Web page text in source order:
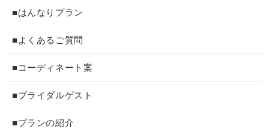
■はんなりプラン
■よくあるご質問
■コーディネート案
■ブライダルゲスト
■プランの紹介